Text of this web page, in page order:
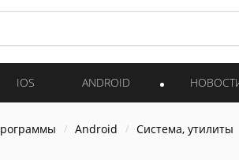
IOS ANDROID
Android Система, утилиты